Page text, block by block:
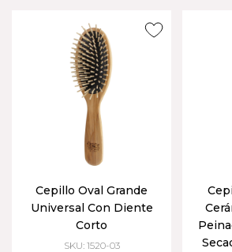
Cepillo Oval Grande
Universal Con Diente
Corto
SKU: 1520-03